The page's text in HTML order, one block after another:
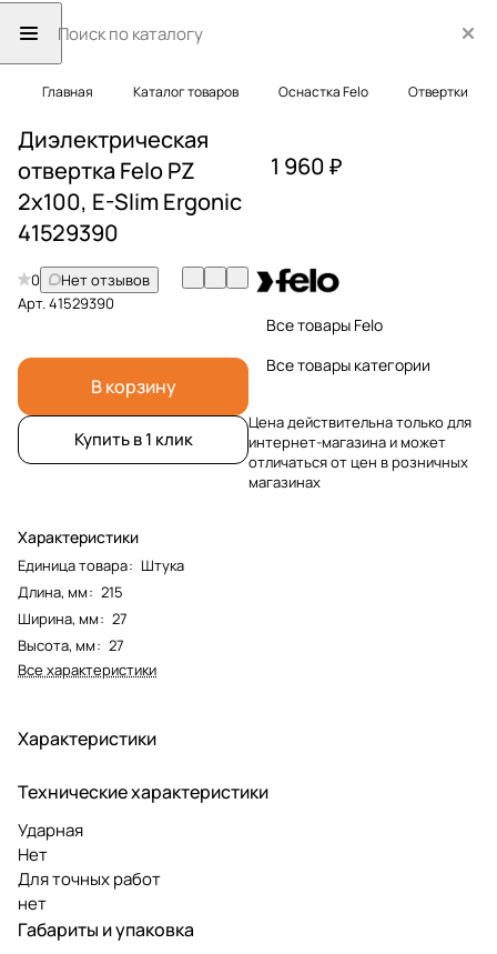
Главная Каталог товаров Оснастка Felo Отвертки
Диэлектрическая
отвертка Felo PZ
2х100, E-Slim Ergonic
41529390
0
Нет отзывов
Арт.41529390
В корзину
Купить в 1 клик
Характеристики
Единица товара: Штука
Длина, мм: 215
Ширина, мм: 27
Высота, мм: 27
Все характеристики
1 960 ₽
Все товары Felo
Все товары категории
Цена действительна только для
интернет-магазина и может
отличаться от цен в розничных
магазинах
Характеристики
Технические характеристики
Ударная
Нет
Для точных работ
нет
Габариты и упаковка